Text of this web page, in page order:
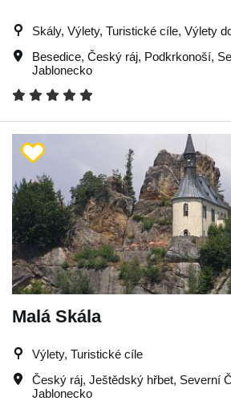
Skály, Výlety, Turistické cíle, Výlety
Besedice, Český ráj, Podkrkonoší,
Jablonecko
Malá Skála
Výlety, Turistické cíle
Český ráj, Ještědský hřbet, Severní
Jablonecko